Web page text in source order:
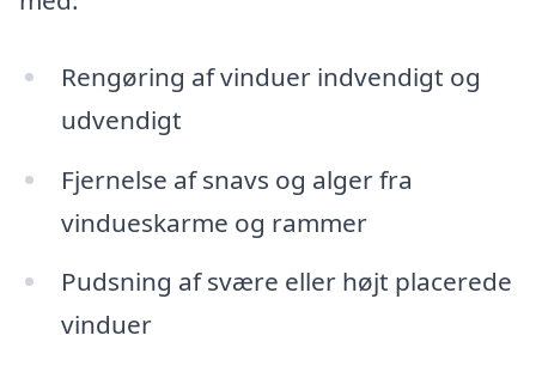
Rengøring af vinduer indvendigt og
udvendigt
Fjernelse af snavs og alger fra
vindueskarme og rammer
Pudsning af svære eller højt placerede
vinduer